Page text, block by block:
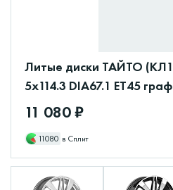
Литые диски ТАЙТО
5x114.3 DIA67.1 ET45
11 080 ₽
11080 в Сплит